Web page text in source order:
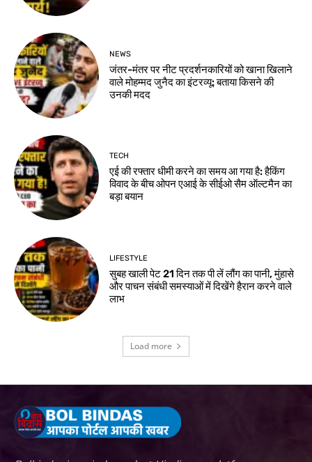
NEWS
जंतर-मंतर पर नीट प्रदर्शनकारियों को खाना खिलाने
वाले मोहम्मद जुनैद का इंटरव्यू: बताया किसने की
उनकी मदद
TECH
एई की रफ्तार धीमी करने का समय आ गया है: हैकिंग
विवाद के बीच ओपन एआई के सीईओ सैम ऑल्टमैन का
बड़ा बयान
LIFESTYLE
सुबह खाली पेट 21 दिन तक पी लें लौंग का पानी, मुंहासे
और पाचन संबंधी समस्याओं में दिखेंगे हैरान करने वाले
लाभ
Load more